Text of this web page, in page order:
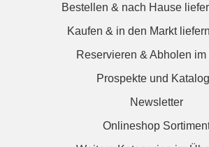
Bestellen & nach Hause
Kaufen & in den Markt
Reservieren & Abholen im
Prospekte und
Newsletter
Onlineshop